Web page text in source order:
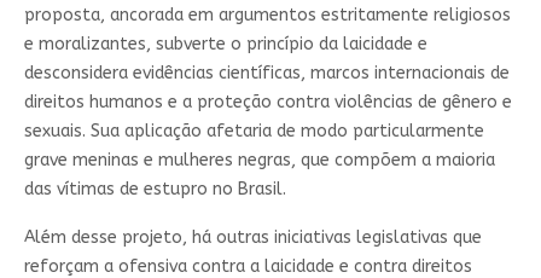
proposta, ancorada em argumentos estritamente religiosos
e moralizantes, subverte o princípio da laicidade e
desconsidera evidências científicas, marcos internacionais de
direitos humanos e a proteção contra violências de gênero e
sexuais. Sua aplicação afetaria de modo particularmente
grave meninas e mulheres negras, que compõem a maioria
das vítimas de estupro no Brasil.
Além desse projeto, há outras iniciativas legislativas que
reforçam a ofensiva contra a laicidade e contra direitos